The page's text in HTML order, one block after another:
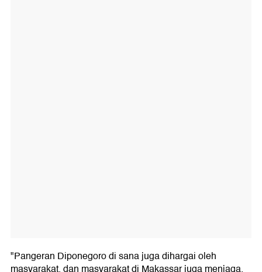
"Pangeran Diponegoro di sana juga dihargai oleh